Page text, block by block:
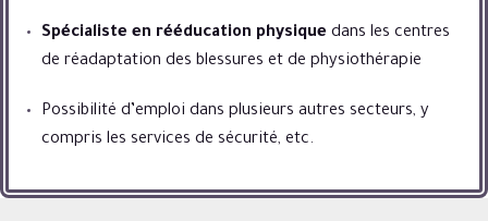
Spécialiste en rééducation physique dans les centres
de réadaptation des blessures et de physiothérapie
Possibilité d’emploi dans plusieurs autres secteurs, y
compris les services de sécurité, etc.